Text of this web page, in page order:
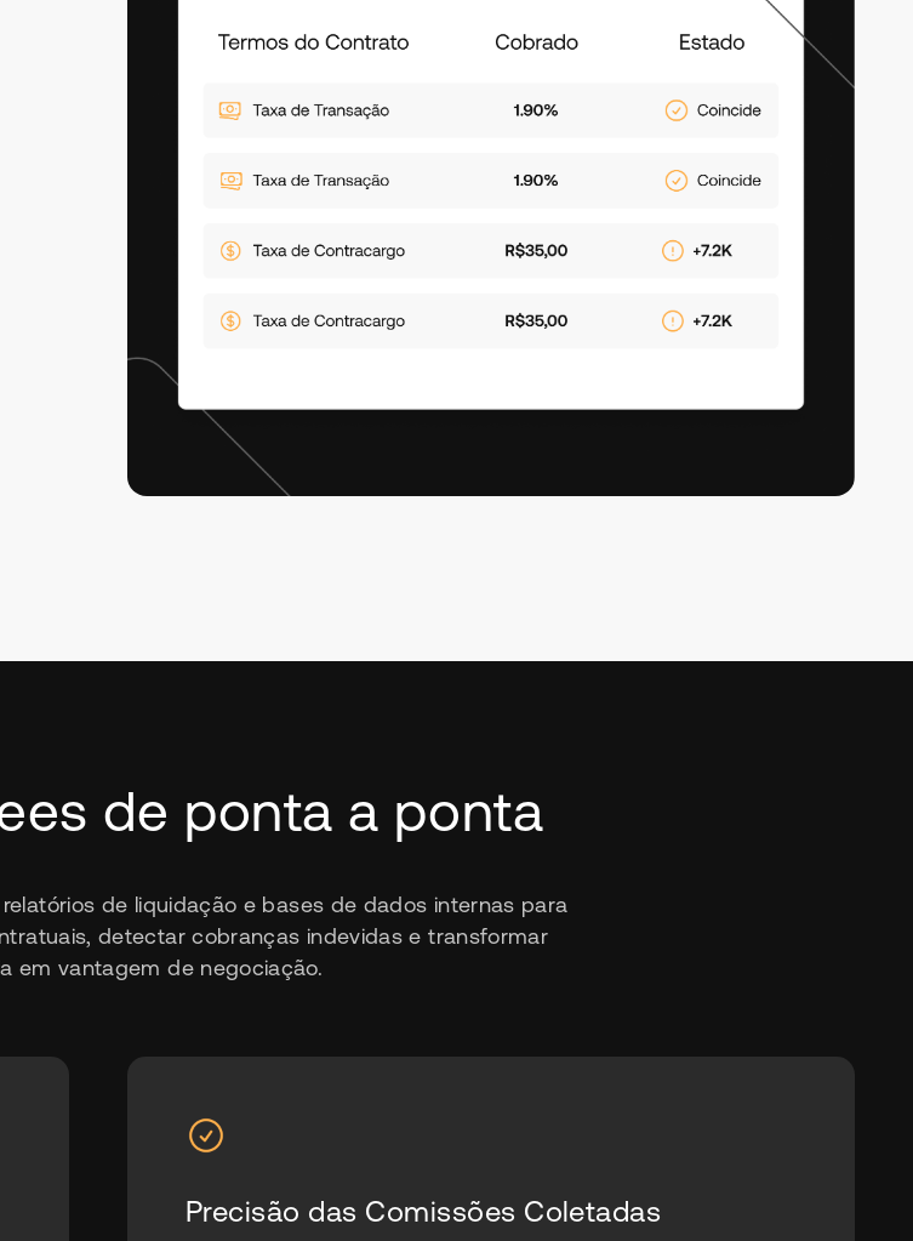
de ponta a ponta
de liquidação e bases de dados internas para
detectar cobranças indevidas e transformar
em vantagem de negociação.
Precisão das Comissões Coletadas